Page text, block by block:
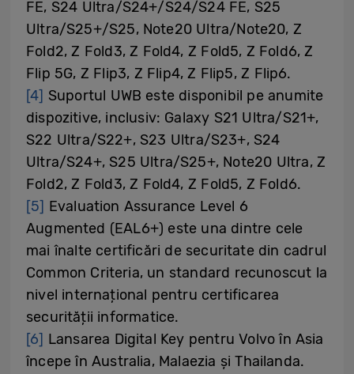
FE, S24 Ultra/S24+/S24/S24 FE, S25
Ultra/S25+/S25, Note20 Ultra/Note20, Z
Fold2, Z Fold3, Z Fold4, Z Fold5, Z Fold6, Z
Flip 5G, Z Flip3, Z Flip4, Z Flip5, Z Flip6.
[4] Suportul UWB este disponibil pe anumite
dispozitive, inclusiv: Galaxy S21 Ultra/S21+,
S22 Ultra/S22+, S23 Ultra/S23+, S24
Ultra/S24+, S25 Ultra/S25+, Note20 Ultra, Z
Fold2, Z Fold3, Z Fold4, Z Fold5, Z Fold6.
[5] Evaluation Assurance Level 6
Augmented (EAL6+) este una dintre cele
mai înalte certificări de securitate din cadrul
Common Criteria, un standard recunoscut la
nivel internațional pentru certificarea
securității informatice.
[6] Lansarea Digital Key pentru Volvo în Asia
începe în Australia, Malaezia și Thailanda.